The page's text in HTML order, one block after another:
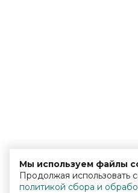
Мы используем файлы
Продолжая использовать
политикой сбора и